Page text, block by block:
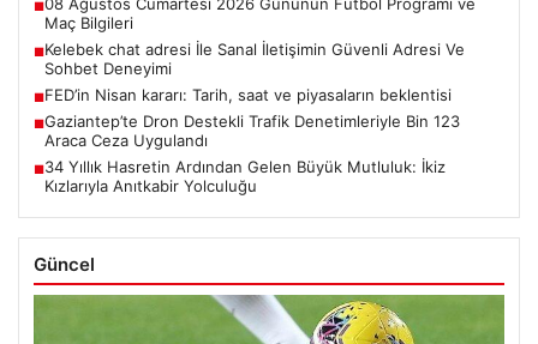
■
Maç Bilgileri
■Kelebek chat adresi İle Sanal İletişimin Güvenli Adresi Ve
Sohbet Deneyimi
■FED’in Nisan kararı: Tarih, saat ve piyasaların beklentisi
■Gaziantep’te Dron Destekli Trafik Denetimleriyle Bin 123
Araca Ceza Uygulandı
■34 Yıllık Hasretin Ardından Gelen Büyük Mutluluk: İkiz
Kızlarıyla Anıtkabir Yolculuğu
Güncel